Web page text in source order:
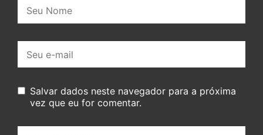
mail:
Salvar dados neste navegador para a próxima
vez que eu for comentar.